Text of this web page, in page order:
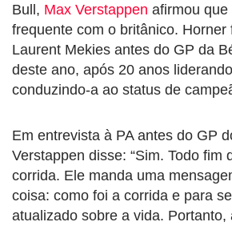
Bull, Max Verstappen afirmou
frequente com o britânico.
Laurent Mekies antes do GP da
deste ano, após 20 anos
conduzindo-a ao status de
Em entrevista à PA antes do GP
Verstappen disse: “Sim. Todo fim
corrida. Ele manda uma
coisa: como foi a corrida e para
atualizado sobre a vida. Portanto,